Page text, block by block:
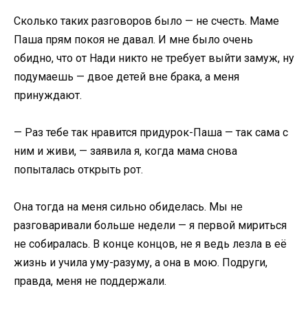
Сколько таких разговоров было — не счесть. Маме
Паша прям покоя не давал. И мне было очень
обидно, что от Нади никто не требует выйти замуж, ну
подумаешь — двое детей вне брака, а меня
принуждают.
— Раз тебе так нравится придурок-Паша — так сама с
ним и живи, — заявила я, когда мама снова
попыталась открыть рот.
Она тогда на меня сильно обиделась. Мы не
разговаривали больше недели — я первой мириться
не собиралась. В конце концов, не я ведь лезла в её
жизнь и учила уму-разуму, а она в мою. Подруги,
правда, меня не поддержали.